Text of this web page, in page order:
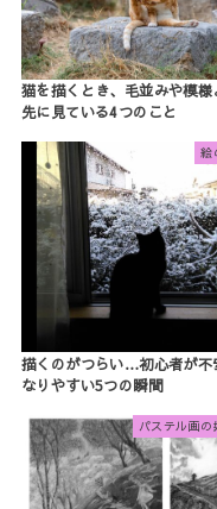
猫を描くとき、毛並みや模様
先に見ている4つのこと
絵
描くのがつらい…初心者が不
なりやすい5つの瞬間
パステル画の